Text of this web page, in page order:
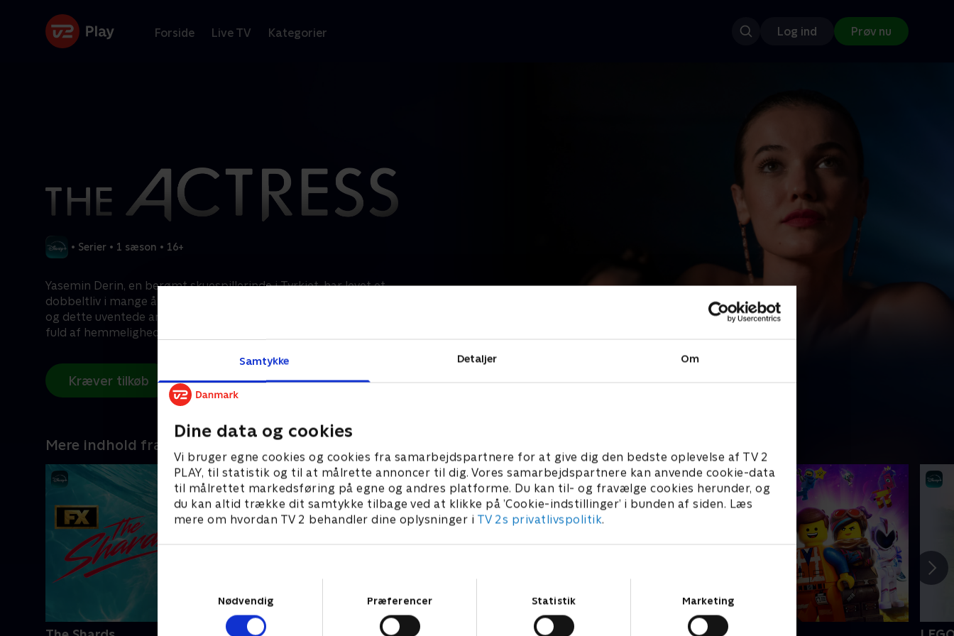
Samtykke Detaljer Om
Dine data og cookies
Vi bruger egne cookies og cookies fra samarbejdspartnere for at give dig den bedste oplevelse af TV 2
PLAY, til statistik og til at målrette annoncer til dig. Vores samarbejdspartnere kan anvende cookie-data
til målrettet markedsføring på egne og andres platforme. Du kan til- og fravælge cookies herunder, og
du kan altid trække dit samtykke tilbage ved at klikke på ’Cookie-indstillinger’ i bunden af siden. Læs
mere om hvordan TV 2 behandler dine oplysninger i TV 2s privatlivspolitik.
Nødvendig
Præferencer Statistik Marketing
Forside Live TV Kategorier Log ind Prøv nu
• Serier • 1 sæson • 16+
Yasemin Derin, en berømt skuespillerinde i Tyrkiet, har levet et
dobbeltliv i mange år. Yasemin skjuler sig bag sin berømmelse,
og dette uventede andet liv trækker hende ind midt i et eventyr
fuld af hemmeligheder.
Kræver tilkøb
Mere indhold fra Disney+